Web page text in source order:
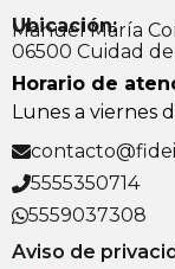
Ubicación:
Manuel María
06500 Cuidad
Horario de
Lunes a viernes
5555350714
5559037308
Aviso de